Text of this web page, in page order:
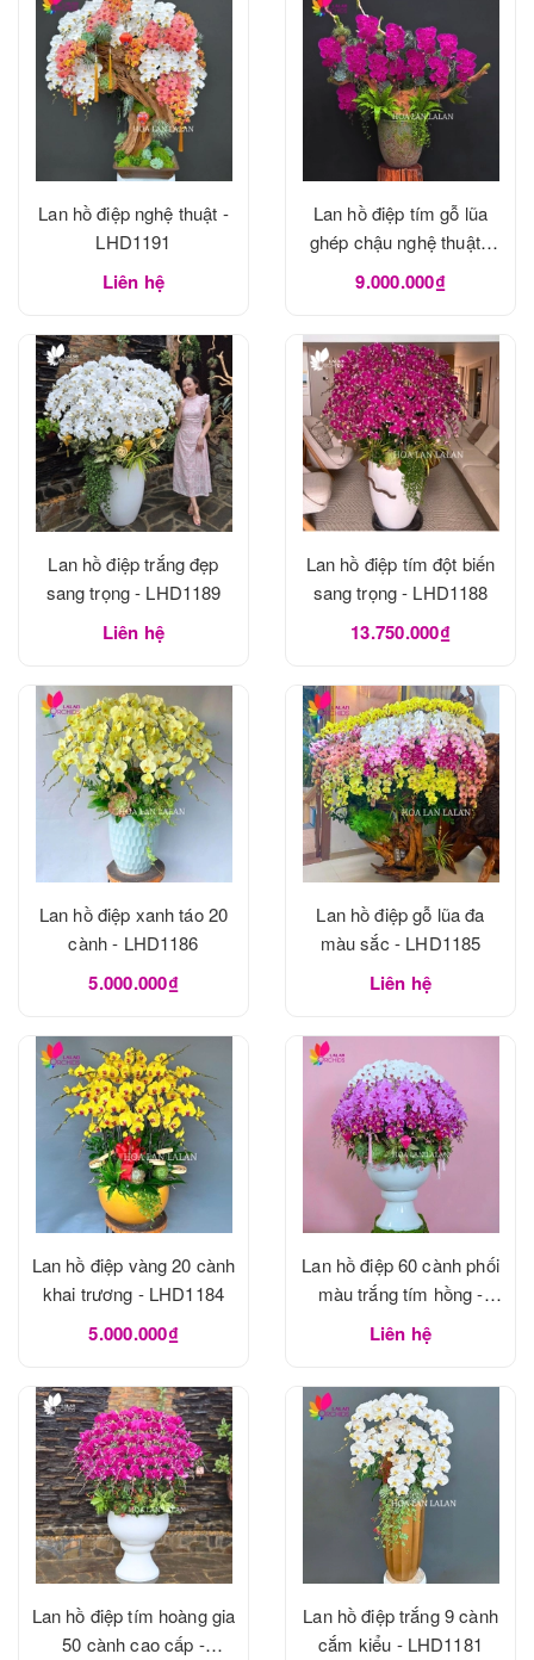
Lan hồ điệp nghệ thuật -
LHD1191
Liên hệ
Lan hồ điệp tím gỗ lũa
ghép chậu nghệ thuật -
LHD1190
9.000.000₫
Lan hồ điệp trắng đẹp
sang trọng - LHD1189
Liên hệ
Lan hồ điệp tím đột biến
sang trọng - LHD1188
13.750.000₫
Lan hồ điệp xanh táo 20
cành - LHD1186
5.000.000₫
Lan hồ điệp gỗ lũa đa
màu sắc - LHD1185
Liên hệ
Lan hồ điệp vàng 20 cành
khai trương - LHD1184
5.000.000₫
Lan hồ điệp 60 cành phối
màu trắng tím hồng -
LHD1183
Liên hệ
Lan hồ điệp tím hoàng gia
50 cành cao cấp -
Lan hồ điệp trắng 9 cành
cắm kiểu - LHD1181